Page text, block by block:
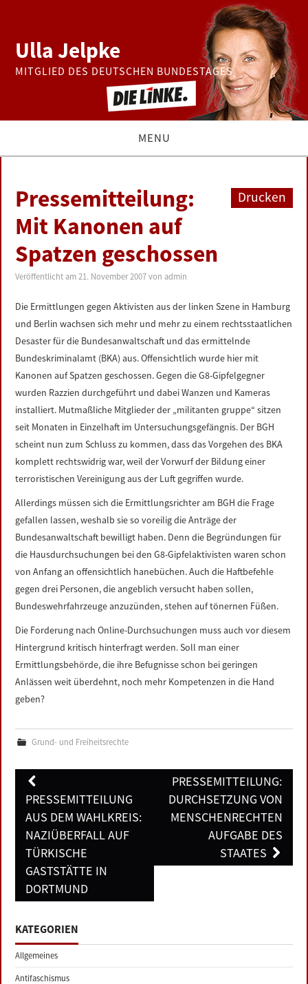
Ulla Jelpke
MITGLIED DES DEUTSCHEN BUNDESTAGES
MENU
BUNDESTAG
PRESSE
ZUR PERSON
LINKS
DATENSCHUTZERKLÄRUNG
IMPRESSUM
Drucken
Pressemitteilung:
Mit Kanonen auf
Spatzen geschossen
Veröffentlicht am21. November 2007 vonadmin
Die Ermittlungen gegen Aktivisten aus der linken Szene in Hamburg
und Berlin wachsen sich mehr und mehr zu einem rechtsstaatlichen
Desaster für die Bundesanwaltschaft und das ermittelnde
Bundeskriminalamt (BKA) aus. Offensichtlich wurde hier mit
Kanonen auf Spatzen geschossen. Gegen die G8-Gipfelgegner
wurden Razzien durchgeführt und dabei Wanzen und Kameras
installiert. Mutmaßliche Mitglieder der „militanten gruppe“ sitzen
seit Monaten in Einzelhaft im Untersuchungsgefängnis. Der BGH
scheint nun zum Schluss zu kommen, dass das Vorgehen des BKA
komplett rechtswidrig war, weil der Vorwurf der Bildung einer
terroristischen Vereinigung aus der Luft gegriffen wurde.
Allerdings müssen sich die Ermittlungsrichter am BGH die Frage
gefallen lassen, weshalb sie so voreilig die Anträge der
Bundesanwaltschaft bewilligt haben. Denn die Begründungen für
die Hausdurchsuchungen bei den G8-Gipfelaktivisten waren schon
von Anfang an offensichtlich hanebüchen. Auch die Haftbefehle
gegen drei Personen, die angeblich versucht haben sollen,
Bundeswehrfahrzeuge anzuzünden, stehen auf tönernen Füßen.
Die Forderung nach Online-Durchsuchungen muss auch vor diesem
Hintergrund kritisch hinterfragt werden. Soll man einer
Ermittlungsbehörde, die ihre Befugnisse schon bei geringen
Anlässen weit überdehnt, noch mehr Kompetenzen in die Hand
geben?
Grund- und Freiheitsrechte
Post
navigation
PRESSEMITTEILUNG
AUS DEM WAHLKREIS:
NAZIÜBERFALL AUF
TÜRKISCHE
GASTSTÄTTE IN
DORTMUND
PRESSEMITTEILUNG:
DURCHSETZUNG VON
MENSCHENRECHTEN
AUFGABE DES
STAATES
KATEGORIEN
Allgemeines
Antifaschismus